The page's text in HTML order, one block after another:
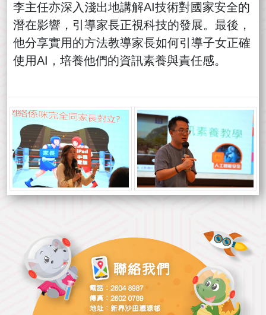
李主任亦深入淺出地講解AI技術對國家安全的
潛在影響，引導家長正視科技的發展。最後，
他分享實用的方法教導家長如何引導子女正確
使用AI，培養他們的資訊素養與責任感。